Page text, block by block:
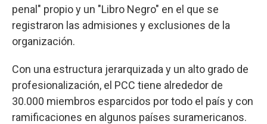
penal" propio y un "Libro Negro" en el que se
registraron las admisiones y exclusiones de la
organización.
Con una estructura jerarquizada y un alto grado de
profesionalización, el PCC tiene alrededor de
30.000 miembros esparcidos por todo el país y con
ramificaciones en algunos países suramericanos.